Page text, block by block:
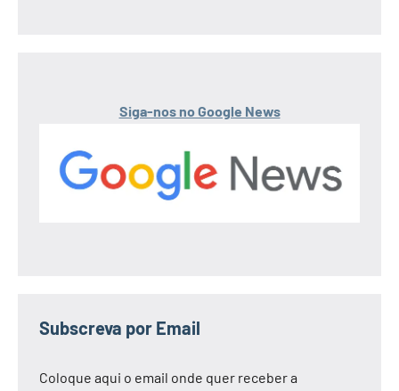
Siga-nos no Google News
Subscreva por Email
Coloque aqui o email onde quer receber a